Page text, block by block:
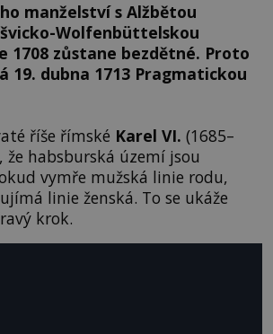
manželství s Alžbětou
Wolfenbüttelskou
1708 zůstane bezdětné. Proto
19. dubna 1713 Pragmatickou
říše římské Karel VI. (1685–
že habsburská území jsou
vymře mužská linie rodu,
linie ženská. To se ukáže
krok.